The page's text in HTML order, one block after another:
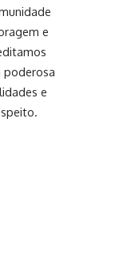
e
poderosa
e